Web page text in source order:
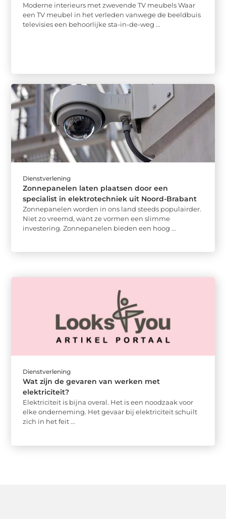
Moderne interieurs met zwevende TV meubels Waar
een TV meubel in het verleden vanwege de beeldbuis
televisies een behoorlijke sta-in-de-weg ...
Dienstverlening
Zonnepanelen laten plaatsen door een
specialist in elektrotechniek uit Noord-Brabant
Zonnepanelen worden in ons land steeds populairder.
Niet zo vreemd, want ze vormen een slimme
investering. Zonnepanelen bieden een hoog ...
Dienstverlening
Wat zijn de gevaren van werken met
elektriciteit?
Elektriciteit is bijna overal. Het is een noodzaak voor
elke onderneming. Het gevaar bij elektriciteit schuilt
zich in het feit ...